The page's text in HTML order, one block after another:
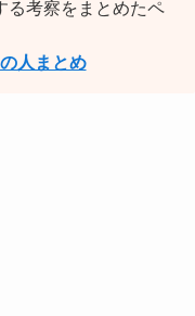
る考察をまとめたペ
人まとめ